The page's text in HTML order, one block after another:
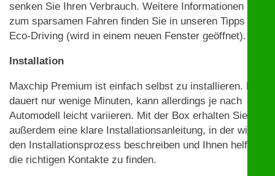
senken Sie Ihren Verbrauch. Weitere Informationen
zum sparsamen Fahren finden Sie in unseren Tipps zu
Eco-Driving (wird in einem neuen Fenster geöffnet).
Installation
Maxchip Premium ist einfach selbst zu installieren. Das
dauert nur wenige Minuten, kann allerdings je nach
Automodell leicht variieren. Mit der Box erhalten Sie
außerdem eine klare Installationsanleitung, in der wir
den Installationsprozess beschreiben und Ihnen helfen,
die richtigen Kontakte zu finden.